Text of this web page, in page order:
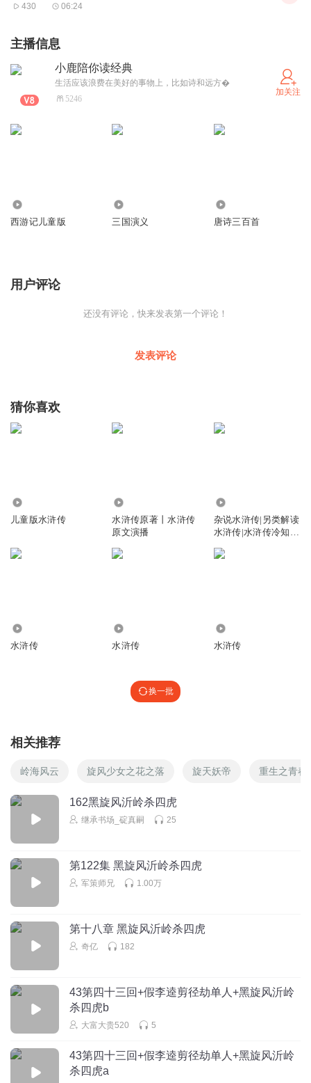
430 06:24
主播信息
小鹿陪你读经典
生活应该浪费在美好的事物上，比如诗和远方�
5246
加关注
西游记儿童版 三国演义 唐诗三百首
用户评论
还没有评论，快来发表第一个评论！
发表评论
猜你喜欢
儿童版水浒传
水浒传原著丨水浒传
原文演播
杂说水浒传|另类解读
水浒传|水浒传冷知
水浒传 水浒传 水浒传
换一批
相关推荐
岭海风云 旋风少女之花之落 旋天妖帝 重生之青春
162黑旋风沂岭杀四虎
继承书场_碇真嗣 25
第122集 黑旋风沂岭杀四虎
军策师兄 1.00万
第十八章 黑旋风沂岭杀四虎
奇亿 182
43第四十三回+假李逵剪径劫单人+黑旋风沂岭
杀四虎b
大富大贵520 5
43第四十三回+假李逵剪径劫单人+黑旋风沂岭
杀四虎a